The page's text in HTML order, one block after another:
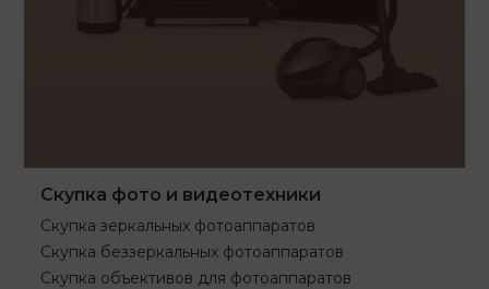
Скупка фото и видеотехники
Скупка зеркальных фотоаппаратов
Скупка беззеркальных фотоаппаратов
Скупка объективов для фотоаппаратов